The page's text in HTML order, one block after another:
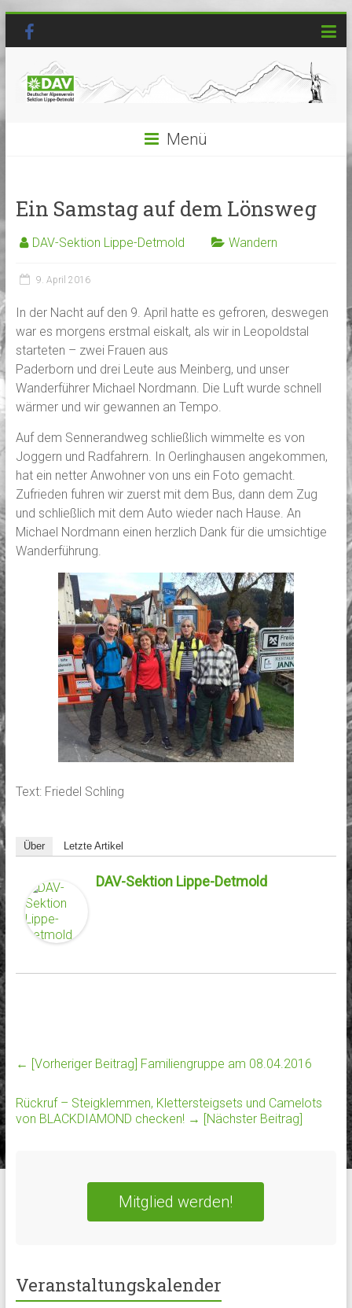
Menü
Ein Samstag auf dem Lönsweg
DAV-Sektion Lippe-Detmold Wandern
9. April 2016
In der Nacht auf den 9. April hatte es gefroren, deswegen
war es morgens erstmal eiskalt, als wir in Leopoldstal
starteten – zwei Frauen aus
Paderborn und drei Leute aus Meinberg, und unser
Wanderführer Michael Nordmann. Die Luft wurde schnell
wärmer und wir gewannen an Tempo.
Auf dem Sennerandweg schließlich wimmelte es von
Joggern und Radfahrern. In Oerlinghausen angekommen,
hat ein netter Anwohner von uns ein Foto gemacht.
Zufrieden fuhren wir zuerst mit dem Bus, dann dem Zug
und schließlich mit dem Auto wieder nach Hause. An
Michael Nordmann einen herzlich Dank für die umsichtige
Wanderführung.
Text: Friedel Schling
Über Letzte Artikel
DAV-Sektion Lippe-Detmold
← [Vorheriger Beitrag] Familiengruppe am 08.04.2016
Rückruf – Steigklemmen, Klettersteigsets und Camelots
von BLACKDIAMOND checken! → [Nächster Beitrag]
Mitglied werden!
Veranstaltungskalender